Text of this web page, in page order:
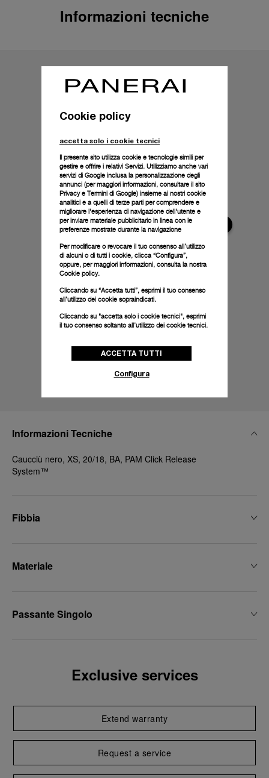
Informazioni tecniche
Informazioni Tecniche
Caucciù nero, XS, 20/18, BA, PAM Click Release
System™
Fibbia
Materiale
Passante Singolo
Exclusive services
Extend warranty
Request a service
Cookie policy
accetta solo i cookie tecnici
Il presente sito utilizza cookie e tecnologie simili per
gestire e offrire i relativi Servizi. Utilizziamo anche vari
servizi di Google inclusa la personalizzazione degli
annunci (per maggiori informazioni, consultare il sito
Privacy e Termini di Google) insieme ai nostri cookie
analitici e a quelli di terze parti per comprendere e
migliorare l'esperienza di navigazione dell'utente e
per inviare materiale pubblicitario in linea con le
preferenze mostrate durante la navigazione
Per modificare o revocare il tuo consenso all’utilizzo
di alcuni o di tutti i cookie, clicca “Configura”,
oppure, per maggiori informazioni, consulta la nostra
Cookie policy.
Cliccando su “Accetta tutti”, esprimi il tuo consenso
all’utilizzo dei cookie sopraindicati.
Cliccando su "accetta solo i cookie tecnici", esprimi
il tuo consenso soltanto all’utilizzo dei cookie tecnici.
ACCETTA TUTTI
Configura